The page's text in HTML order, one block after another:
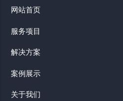
网站首页
服务项目
解决方案
案例展示
关于我们